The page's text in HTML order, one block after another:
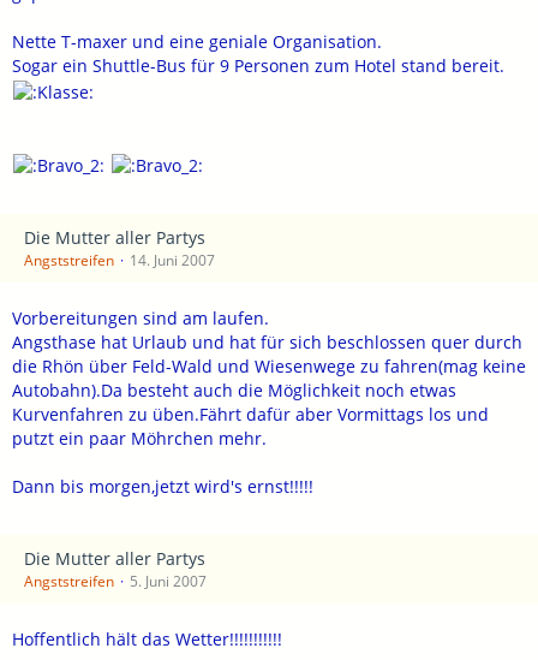
Nette T-maxer und eine geniale Organisation.
Sogar ein Shuttle-Bus für 9 Personen zum Hotel stand bereit.
Die Mutter aller Partys
Angststreifen 14. Juni 2007
Vorbereitungen sind am laufen.
Angsthase hat Urlaub und hat für sich beschlossen quer durch
die Rhön über Feld-Wald und Wiesenwege zu fahren(mag keine
Autobahn).Da besteht auch die Möglichkeit noch etwas
Kurvenfahren zu üben.Fährt dafür aber Vormittags los und
putzt ein paar Möhrchen mehr.
Dann bis morgen,jetzt wird's ernst!!!!!
Die Mutter aller Partys
Angststreifen 5. Juni 2007
Hoffentlich hält das Wetter!!!!!!!!!!!